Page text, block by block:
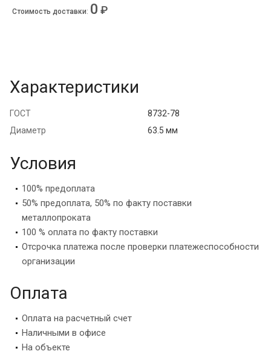
Стоимость доставки: 0 ₽
Характеристики
ГОСТ
8732-78
Диаметр
63.5 мм
Условия
100% предоплата
50% предоплата, 50% по факту поставки
металлопроката
100 % оплата по факту поставки
Отсрочка платежа после проверки платежеспособности
организации
Оплата
Оплата на расчетный счет
Наличными в офисе
На объекте